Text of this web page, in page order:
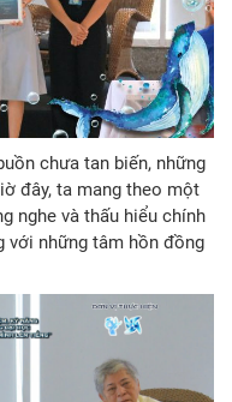
chưa tan biến, những
đây, ta mang theo một
nghe và thấu hiểu chính
với những tâm hồn đồng